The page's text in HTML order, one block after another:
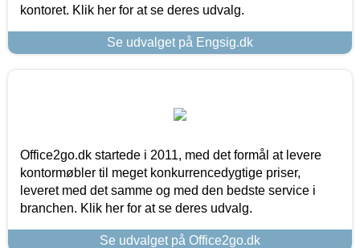
kontoret. Klik her for at se deres udvalg.
Se udvalget på Engsig.dk
Office2go.dk startede i 2011, med det formål at levere
kontormøbler til meget konkurrencedygtige priser,
leveret med det samme og med den bedste service i
branchen. Klik her for at se deres udvalg.
Se udvalget på Office2go.dk